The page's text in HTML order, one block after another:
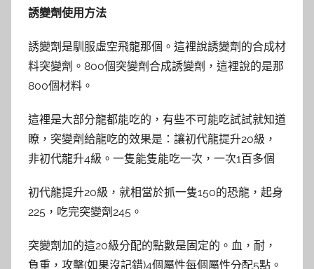
誘變劑使用方法
誘變劑是馴服虛空飛龍那個。這裡說誘變劑的合成材
料突變劑。800個突變劑合成誘變劑，這裡說的是那
800個材料。
這裡是大部分龍都能吃的，有些不可能吃試試就知道
瞭，突變劑給龍吃的效果是：讓初代龍提升20級，
非初代龍升4級。一隻能隻能吃一次，一次1百多個
初代龍提升20級，就相當於抓一隻150的恐龍，起身
225，吃完突變劑245。
突變劑加的這20級分配的點數是固定的。血，耐，
負重，攻擊(如果沒記錯)4個屬性每個屬性分配5點。